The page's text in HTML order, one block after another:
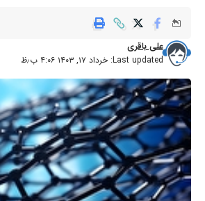
Last updated: خرداد ۱۷, ۱۴۰۳ ۴:۰۶ ب٫ظ
علی باقری